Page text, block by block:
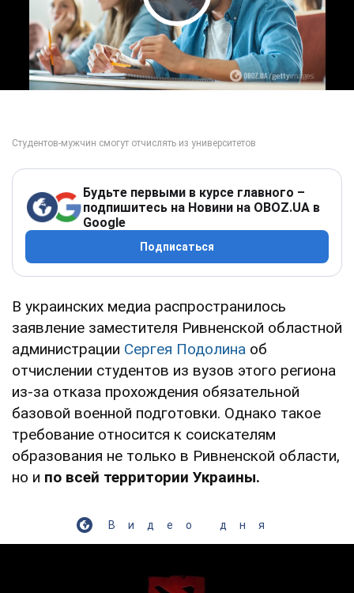
Play Video
Будьте первыми в курсе главного –
подпишитесь на Новини на OBOZ.UA в
Google
Подписаться
В украинских медиа распространилось
заявление заместителя Ривненской областной
администрации Сергея Подолина об
отчислении студентов из вузов этого региона
из-за отказа прохождения обязательной
базовой военной подготовки. Однако такое
требование относится к соискателям
образования не только в Ривненской области,
но и по всей территории Украины.
Видео дня